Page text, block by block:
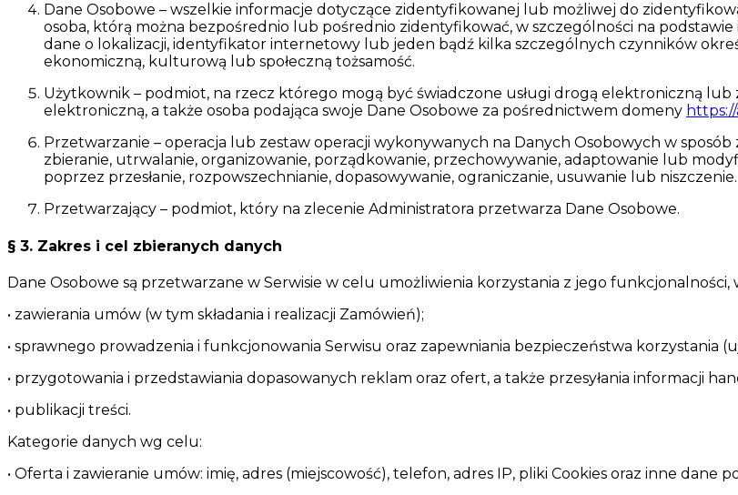
Dane Osobowe – wszelkie informacje dotyczące zidentyfikowanej lub możliwej do
osoba, którą można bezpośrednio lub pośrednio zidentyfikować, w szczególności na
dane o lokalizacji, identyfikator internetowy lub jeden bądź kilka szczególnych czynników
ekonomiczną, kulturową lub społeczną tożsamość.
Użytkownik – podmiot, na rzecz którego mogą być świadczone usługi drogą elektroniczną
elektroniczną, a także osoba podająca swoje Dane Osobowe za pośrednictwem domeny
Przetwarzanie – operacja lub zestaw operacji wykonywanych na Danych Osobowych w
zbieranie, utrwalanie, organizowanie, porządkowanie, przechowywanie, adaptowanie lub
poprzez przesłanie, rozpowszechnianie, dopasowywanie, ograniczanie, usuwanie lub niszczenie.
Przetwarzający – podmiot, który na zlecenie Administratora przetwarza Dane Osobowe.
§ 3. Zakres i cel zbieranych danych
Dane Osobowe są przetwarzane w Serwisie w celu umożliwienia korzystania z jego funkcjonalności,
• zawierania umów (w tym składania i realizacji Zamówień);
• sprawnego prowadzenia i funkcjonowania Serwisu oraz zapewniania bezpieczeństwa korzystania
• przygotowania i przedstawiania dopasowanych reklam oraz ofert, a także przesyłania informacji
• publikacji treści.
Kategorie danych wg celu:
• Oferta i zawieranie umów: imię, adres (miejscowość), telefon, adres IP, pliki Cookies oraz inne dane